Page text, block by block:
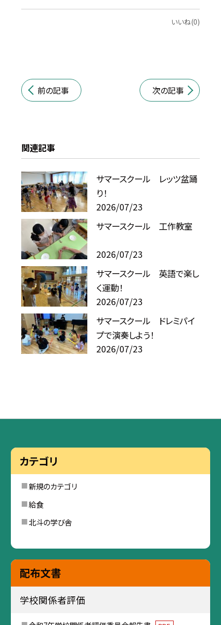
いいね(0)
前の記事 次の記事
関連記事
サマースクール レッツ盆踊
り！
2026/07/23
サマースクール 工作教室
2026/07/23
サマースクール 英語で楽し
く運動！
2026/07/23
サマースクール ドレミパイ
プで演奏しよう！
2026/07/23
カテゴリ
新規のカテゴリ
給食
北斗の学び舎
配布文書
学校関係者評価